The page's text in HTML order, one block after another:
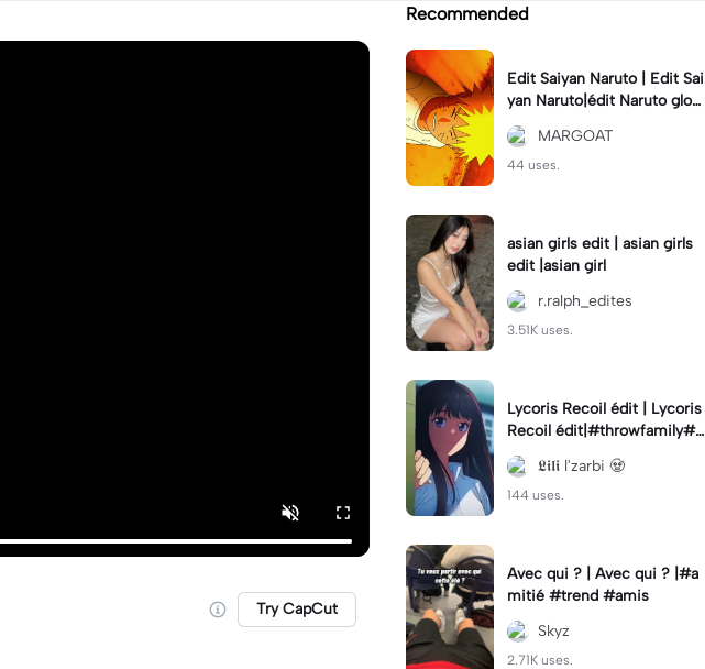
Try CapCut
Recommended
Edit Saiyan Naruto | Edit Sai
yan Naruto|édit Naruto glow
up
MARGOAT
44 uses.
asian girls edit | asian girls
edit |asian girl
r.ralph_edites
3.51K uses.
Lycoris Recoil édit | Lycoris
Recoil édit|#throwfamily#
manga#animé#capcut
𝕷𝖎𝖑𝖎 l'zarbi 🧟‍
144 uses.
Avec qui ? | Avec qui ? |#a
mitié #trend #amis
Skyz
2.71K uses.